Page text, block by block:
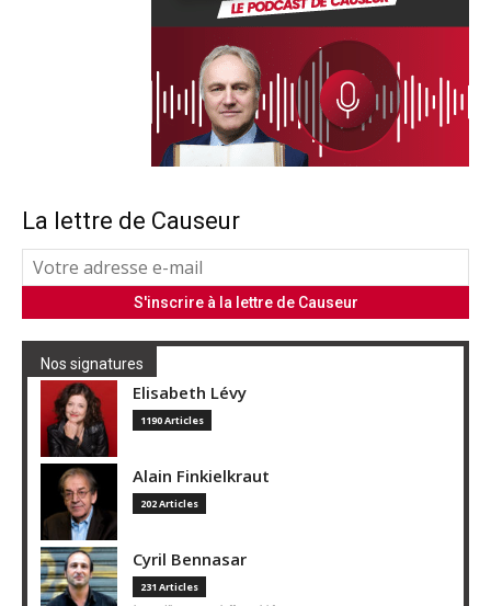
La lettre de Causeur
Nos signatures
Elisabeth Lévy
1190 Articles
Alain Finkielkraut
202 Articles
Cyril Bennasar
231 Articles